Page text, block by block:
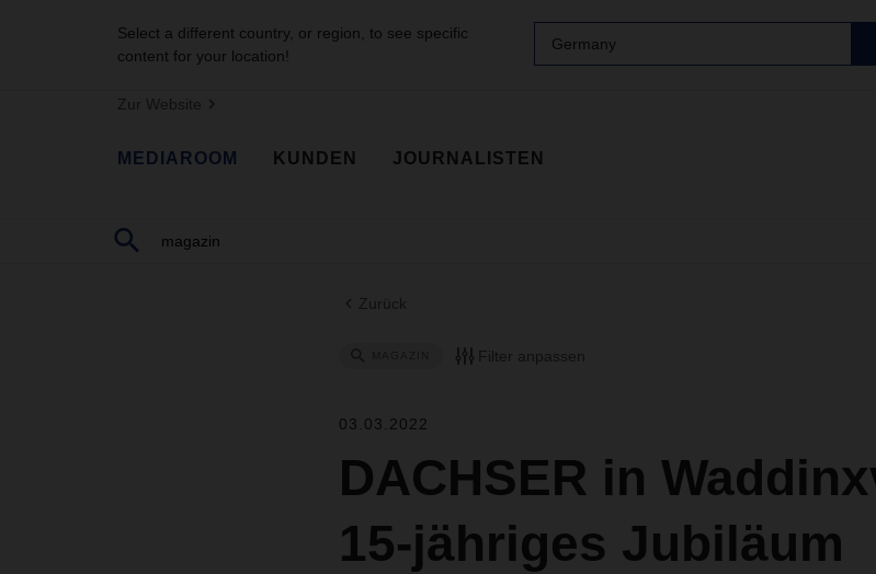
Select a different country, or region, to see specific
content for your location!
Germany
Zur Website
MEDIAROOM KUNDEN JOURNALISTEN
Zurück
Filter anpassen
03.03.2022
DACHSER in
15-jähriges Jubiläum